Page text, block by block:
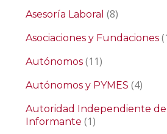
Asesoría Laboral (8)
Asociaciones y Fundaciones
Autónomos (11)
Autónomos y PYMES (4)
Autoridad Independiente de
Informante (1)